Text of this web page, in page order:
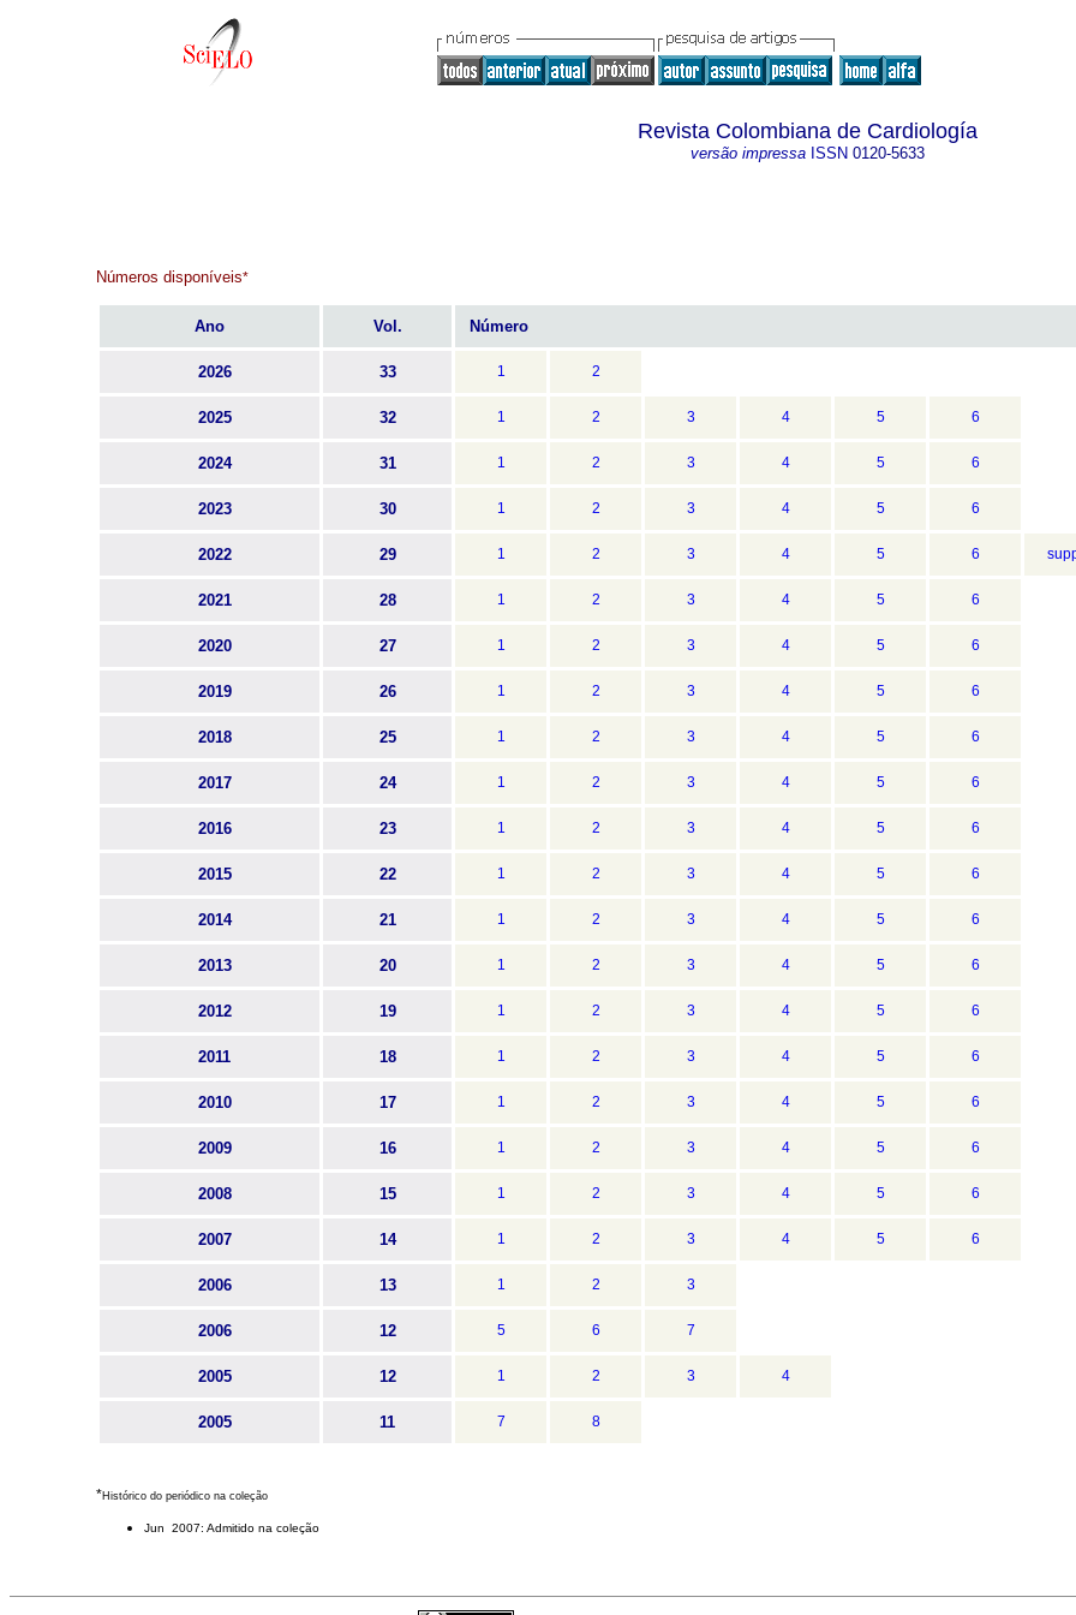
Revista Colombiana de Cardiología
versão impressaISSN 0120-5633
Números disponíveis*
Ano Vol. Número
2026 33 1 2
2025 32 1 2 3 4 5 6
2024 31 1 2 3 4 5 6
2023 30 1 2 3 4 5 6
2022 29 1 2 3 4 5 6
2021 28 1 2 3 4 5 6
2020 27 1 2 3 4 5 6
2019 26 1 2 3 4 5 6
2018 25 1 2 3 4 5 6
2017 24 1 2 3 4 5 6
2016 23 1 2 3 4 5 6
2015 22 1 2 3 4 5 6
2014 21 1 2 3 4 5 6
2013 20 1 2 3 4 5 6
2012 19 1 2 3 4 5 6
2011 18 1 2 3 4 5 6
2010 17 1 2 3 4 5 6
2009 16 1 2 3 4 5 6
2008 15 1 2 3 4 5 6
2007 14 1 2 3 4 5 6
2006 13 1 2 3
2006 12 5 6 7
2005 12 1 2 3 4
2005 11 7 8
*Histórico do periódico na coleção
Jun 2007: Admitido na coleção